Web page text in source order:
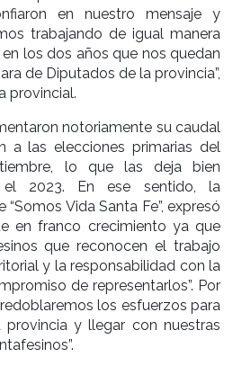
en nuestro mensaje y
trabajando de igual manera
los dos años que nos quedan
de Diputados de la provincia”,
provincial.
notoriamente su caudal
a las elecciones primarias del
lo que las deja bien
el 2023. En ese sentido, la
Vida Santa Fe”, expresó
en franco crecimiento ya que
que reconocen el trabajo
y la responsabilidad con la
de representarlos”. Por
los esfuerzos para
provincia y llegar con nuestras